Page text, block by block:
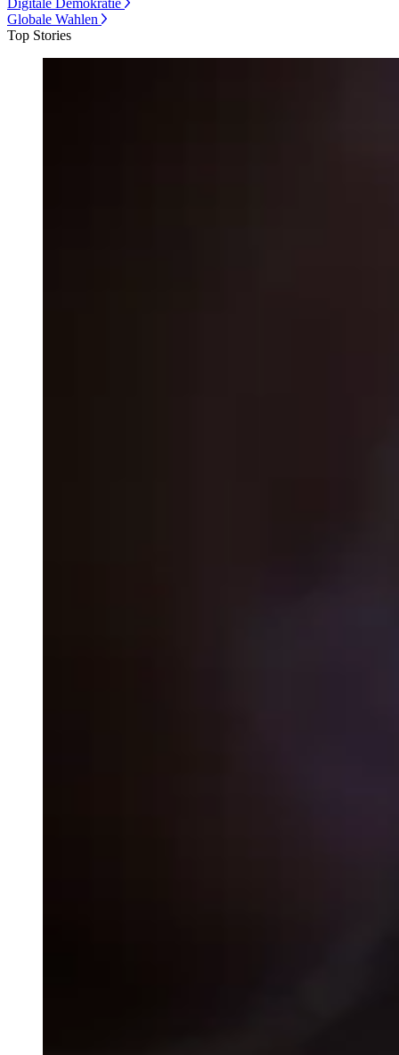
Digitale Demokratie
Globale Wahlen
Top Stories